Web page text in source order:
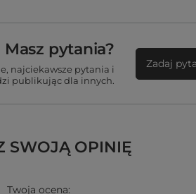
pytania?
najciekawsze pytania i
publikując dla innych.
Zadaj
SWOJĄ OPINIĘ
Twoja ocena: